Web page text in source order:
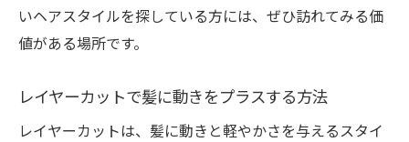
津田沼駅でのトレンドをリードするスタイ
ル
髪に動きをプラス！津田沼駅で叶えるレイヤー
カットの魅力
いヘアスタイルを探している方には、ぜひ訪れてみる価
値がある場所です。
レイヤーカットで髪に動きをプラスする方法
レイヤーカットは、髪に動きと軽やかさを与えるスタイ